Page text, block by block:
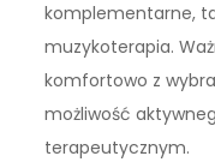
komplementarne,
muzykoterapia.
komfortowo z
możliwość
terapeutycznym.